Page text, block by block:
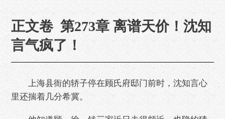
正文卷 第273章 离谱天价！沈知
言气疯了！
上海县衙的轿子停在顾氏府邸门前时，沈知言心
里还揣着几分希冀。